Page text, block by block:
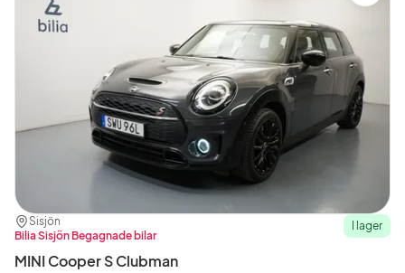
Plats:
Sisjön
Återförsäljare:
Bilia Sisjön Begagnade bilar
I lager
MINI Cooper S Clubman